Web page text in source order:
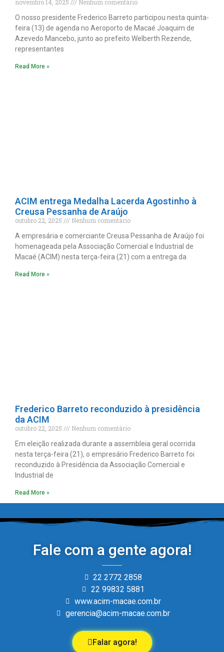
novembro 14, 2025
Nenhum comentário
O nosso presidente Frederico Barreto participou nesta quinta-
feira (13) de agenda no Aeroporto de Macaé Joaquim de
Azevedo Mancebo, junto ao prefeito Welberth Rezende,
representantes
Read More »
ACIM entrega Medalha Lacerda Agostinho à
Creusa Pessanha de Araújo
outubro 22, 2025
Nenhum comentário
A empresária e comerciante Creusa Pessanha de Araújo foi
homenageada pela Associação Comercial e Industrial de
Macaé (ACIM) nesta terça-feira (21) com a entrega da
Read More »
Frederico Barreto reconduzido à presidência
da ACIM
outubro 22, 2025
Nenhum comentário
Em eleição realizada durante a assembleia geral ocorrida
nesta terça-feira (21), o empresário Frederico Barreto foi
reconduzido à Presidência da Associação Comercial e
Industrial de
Read More »
Fale com a gente agora!
22 2772 2858
22 99832 5881
www.acim-macae.com.br
gerencia@acim-macae.com.br
Falar agora!